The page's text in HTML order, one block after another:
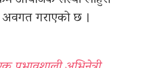
अवगत गराएको छ ।